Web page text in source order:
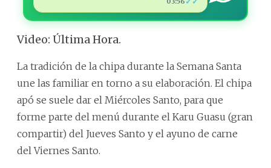
Video: Última Hora.
La tradición de la chipa durante la Semana Santa
une las familiar en torno a su elaboración. El chipa
apó se suele dar el Miércoles Santo, para que
forme parte del menú durante el Karu Guasu (gran
compartir) del Jueves Santo y el ayuno de carne
del Viernes Santo.